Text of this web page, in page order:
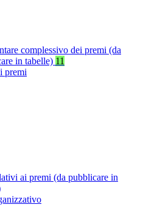
complessivo dei premi (da
in tabelle) 11
premi
ai premi (da pubblicare in